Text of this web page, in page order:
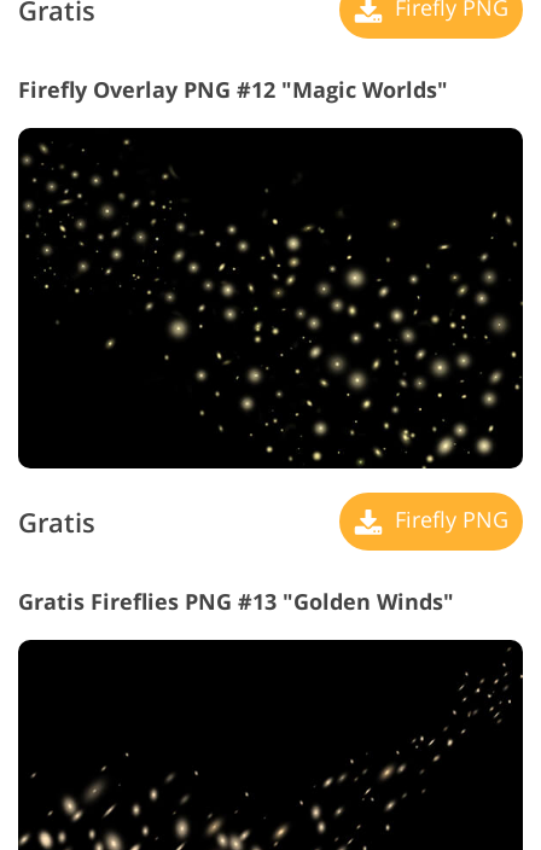
Gratis Firefly PNG
Firefly Overlay PNG #12 "Magic Worlds"
Gratis Firefly PNG
Gratis Fireflies PNG #13 "Golden Winds"